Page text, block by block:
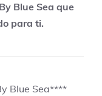
Blue Sea que
para ti.
Blue Sea****